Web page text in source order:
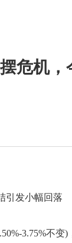
危机，
发小幅回落
3.75%不变)